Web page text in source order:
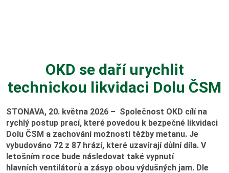
Volná pracovní místa
Potřebuji vyřídit
Kolektivní smlouva
Nová šichta
OKD se daří urychlit
technickou likvidaci Dolu ČSM
STONAVA, 20. května 2026 – Společnost OKD cílí na
rychlý postup prací, které povedou k bezpečné likvidaci
Dolu ČSM a zachování možnosti těžby metanu. Je
vybudováno 72 z 87 hrází, které uzavírají důlní díla. V
letošním roce bude následovat také vypnutí
hlavních ventilátorů a zásyp obou výdušných jam. Dle